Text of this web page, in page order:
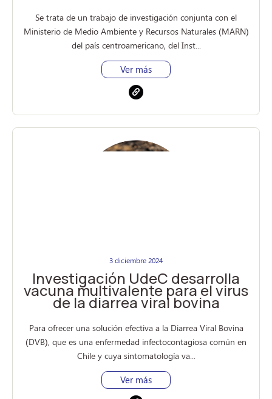
Se trata de un trabajo de investigación conjunta con el
Ministerio de Medio Ambiente y Recursos Naturales (MARN)
del país centroamericano, del Inst...
Ver más
3 diciembre 2024
Investigación UdeC desarrolla
vacuna multivalente para el virus
de la diarrea viral bovina
Para ofrecer una solución efectiva a la Diarrea Viral Bovina
(DVB), que es una enfermedad infectocontagiosa común en
Chile y cuya sintomatología va...
Ver más